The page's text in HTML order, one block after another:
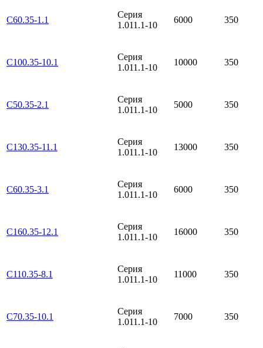
С60.35-1.1
Серия
1.011.1-10
6000 350
С100.35-10.1
Серия
1.011.1-10
10000 350
С50.35-2.1
Серия
1.011.1-10
5000 350
С130.35-11.1
Серия
1.011.1-10
13000 350
С60.35-3.1
Серия
1.011.1-10
6000 350
С160.35-12.1
Серия
1.011.1-10
16000 350
С110.35-8.1
Серия
1.011.1-10
11000 350
С70.35-10.1
Серия
1.011.1-10
7000 350